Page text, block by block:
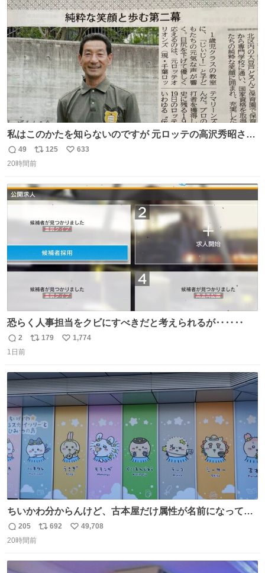
ト
数
私はこのかたを知らないのですが 元ロッテの高沢秀昭さん
現在67才 保育士として活躍✨ 「タウンニュース」より #
ロッテ #高沢秀昭 さん
返
信
49
リ
ポ
ト
数
125
い
数
633
20時間前
恐らく人事担当をクビにすべきだと考えられるが‥‥‥
返
信
2
リ
ト
数
179
い
数
1,774
1日前
ちいかわ分からんけど、古本屋だけ属性が名前になってる
のはどういうこと？
返
信
205
リ
692
い
49,708
20時間前